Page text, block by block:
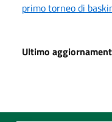
primo torneo di
Ultimo